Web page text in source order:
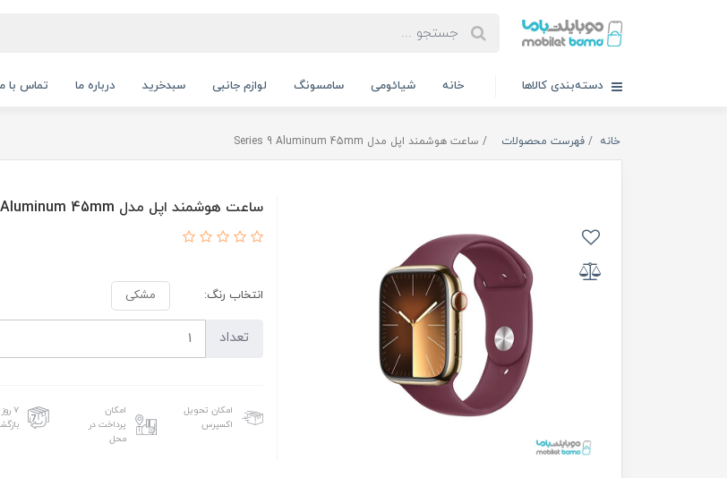
دسته‌بندی کالاها خانه شیائومی سامسونگ لوازم جانبی سبدخرید درباره ما تماس با
خانه فهرست محصولات ساعت هوشمند اپل مدل Series 9 Aluminum 45mm
ساعت هوشمند اپل مدل Series 9 Aluminum 45mm
انتخاب رنگ: مشکی
تعداد
امکان تحویل
اکسپرس
امکان
پرداخت در
محل
۷